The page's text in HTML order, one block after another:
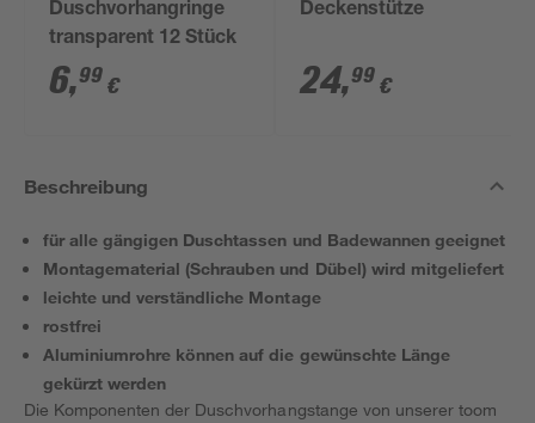
Duschvorhangringe
transparent 12 Stück
6,99 €
Deckenstütze
24,99 €
Beschreibung
für alle gängigen Duschtassen und Badewannen geeignet
Montagematerial (Schrauben und Dübel) wird mitgeliefert
leichte und verständliche Montage
rostfrei
Aluminiumrohre können auf die gewünschte Länge
gekürzt werden
Die Komponenten der Duschvorhangstange von unserer toom